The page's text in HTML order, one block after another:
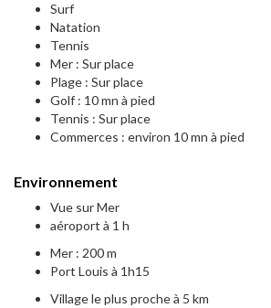
Surf
Natation
Tennis
Mer : Sur place
Plage : Sur place
Golf : 10 mn à pied
Tennis : Sur place
Commerces : environ 10 mn à pied
Environnement
Vue sur Mer
aéroport à 1 h
Mer : 200 m
Port Louis à 1h15
Village le plus proche à 5 km